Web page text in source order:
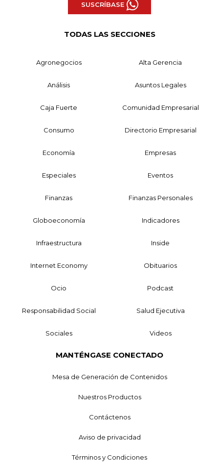
SUSCRÍBASE
TODAS LAS SECCIONES
Agronegocios Alta Gerencia
Análisis Asuntos Legales
Caja Fuerte Comunidad Empresarial
Consumo Directorio Empresarial
Economía Empresas
Especiales Eventos
Finanzas Finanzas Personales
Globoeconomía Indicadores
Infraestructura Inside
Internet Economy Obituarios
Ocio Podcast
Responsabilidad Social Salud Ejecutiva
Sociales Videos
MANTÉNGASE CONECTADO
Mesa de Generación de Contenidos
Nuestros Productos
Contáctenos
Aviso de privacidad
Términos y Condiciones